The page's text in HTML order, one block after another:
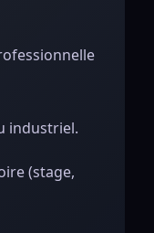
industriel.
(stage,